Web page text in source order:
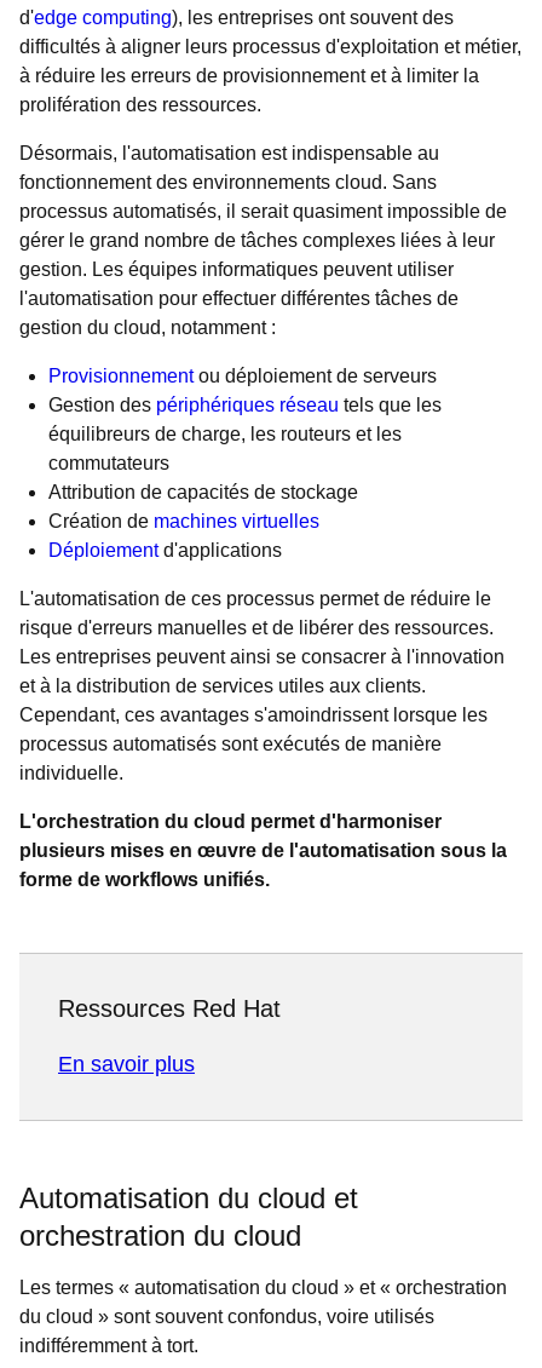
d'edge computing), les entreprises ont souvent des
difficultés à aligner leurs processus d'exploitation et métier,
à réduire les erreurs de provisionnement et à limiter la
prolifération des ressources.
Désormais, l'automatisation est indispensable au
fonctionnement des environnements cloud. Sans
processus automatisés, il serait quasiment impossible de
gérer le grand nombre de tâches complexes liées à leur
gestion. Les équipes informatiques peuvent utiliser
l'automatisation pour effectuer différentes tâches de
gestion du cloud, notamment :
Provisionnementou déploiement de serveurs
Gestion des périphériques réseau tels que les
équilibreurs de charge, les routeurs et les
commutateurs
Attribution de capacités de stockage
Création de machines virtuelles
Déploiementd'applications
L'automatisation de ces processus permet de réduire le
risque d'erreurs manuelles et de libérer des ressources.
Les entreprises peuvent ainsi se consacrer à l'innovation
et à la distribution de services utiles aux clients.
Cependant, ces avantages s'amoindrissent lorsque les
processus automatisés sont exécutés de manière
individuelle.
L'orchestration du cloud permet d'harmoniser
plusieurs mises en œuvre de l'automatisation sous la
forme de workflows unifiés.
Ressources Red Hat
En savoir plus
Automatisation du cloud et
orchestration du cloud
Les termes « automatisation du cloud » et « orchestration
du cloud » sont souvent confondus, voire utilisés
indifféremment à tort.